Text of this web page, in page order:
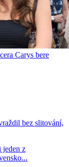
Carys bere
bez slitování,
jeden z